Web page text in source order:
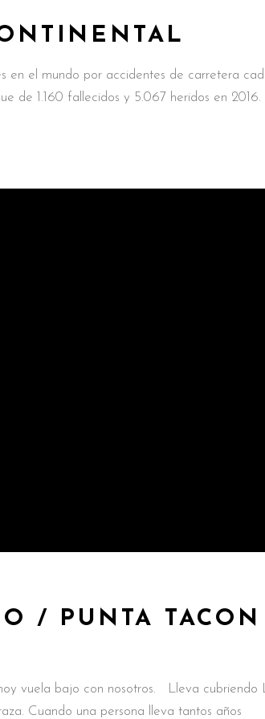
en el mundo por accidentes de carretera
de 1.160 fallecidos y 5.067 heridos en 2016.
/ PUNTA TACON
vuela bajo con nosotros. Lleva cubriendo
Cuando una persona lleva tantos años